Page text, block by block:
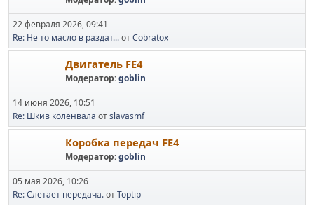
22 февраля 2026, 09:41
Re: Не то масло в раздат...отCobratox
Двигатель FE4
Модератор:goblin
14 июня 2026, 10:51
Re: Шкив коленвала отslavasmf
Коробка передач FE4
Модератор:goblin
05 мая 2026, 10:26
Re: Слетает передача.отToptip